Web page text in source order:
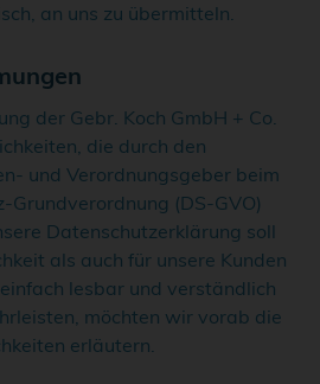
an uns zu übermitteln.
der Gebr. Koch GmbH + Co.
die durch den
und Verordnungsgeber beim
Grundverordnung (DS-GVO)
Datenschutzerklärung soll
als auch für unsere Kunden
lesbar und verständlich
möchten wir vorab die
erläutern.